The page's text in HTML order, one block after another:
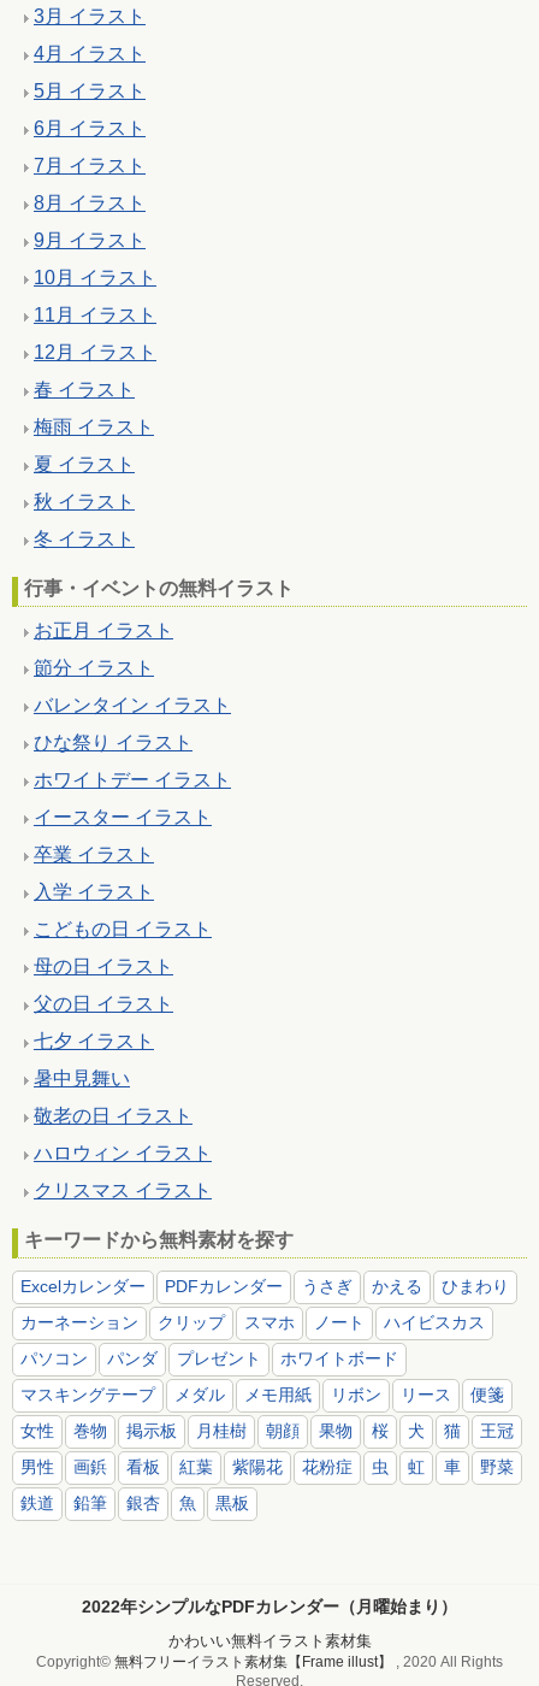
3月 イラスト
4月 イラスト
5月 イラスト
6月 イラスト
7月 イラスト
8月 イラスト
9月 イラスト
10月 イラスト
11月 イラスト
12月 イラスト
春 イラスト
梅雨 イラスト
夏 イラスト
秋 イラスト
冬 イラスト
行事・イベントの無料イラスト
お正月 イラスト
節分 イラスト
バレンタイン イラスト
ひな祭り イラスト
ホワイトデー イラスト
イースター イラスト
卒業 イラスト
入学 イラスト
こどもの日 イラスト
母の日 イラスト
父の日 イラスト
七夕 イラスト
暑中見舞い
敬老の日 イラスト
ハロウィン イラスト
クリスマス イラスト
キーワードから無料素材を探す
Excelカレンダー PDFカレンダー うさぎ かえる
ひまわり
カーネーション
クリップ スマホ ノート
ハイビスカス
パソコン
パンダ プレゼント
ホワイトボード
マスキングテープ
メダル メモ用紙 リボン リース
便箋
女性
巻物 掲示板 月桂樹 朝顔 果物 桜 犬 猫
王冠
男性
画鋲 看板 紅葉 紫陽花 花粉症 虫 虹 車
野菜
鉄道
鉛筆 銀杏 魚 黒板
2022年シンプルなPDFカレンダー（月曜始まり）
かわいい無料イラスト素材集
Copyright© 無料フリーイラスト素材集【Frame illust】
, 2020 All Rights
Reserved.